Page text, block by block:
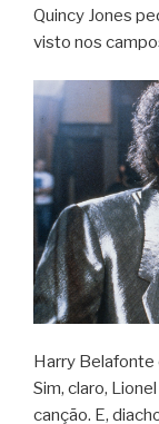
Quincy Jones
visto nos
Harry Belafonte
Sim, claro,
canção. E,